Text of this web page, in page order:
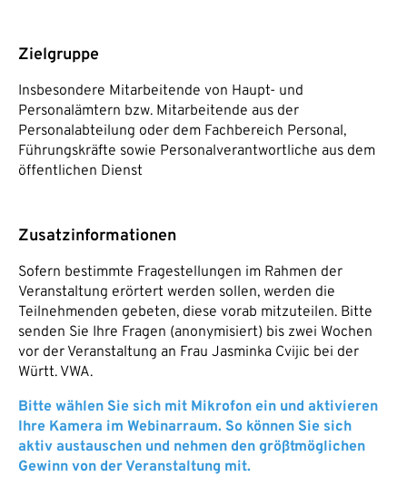
Zielgruppe
Insbesondere Mitarbeitende von Haupt- und
Personalämtern bzw. Mitarbeitende aus der
Personalabteilung oder dem Fachbereich Personal,
Führungskräfte sowie Personalverantwortliche aus dem
öffentlichen Dienst
Zusatzinformationen
Sofern bestimmte Fragestellungen im Rahmen der
Veranstaltung erörtert werden sollen, werden die
Teilnehmenden gebeten, diese vorab mitzuteilen. Bitte
senden Sie Ihre Fragen (anonymisiert) bis zwei Wochen
vor der Veranstaltung an Frau Jasminka Cvijic bei der
Württ. VWA.
Bitte wählen Sie sich mit Mikrofon ein und aktivieren
Ihre Kamera im Webinarraum. So können Sie sich
aktiv austauschen und nehmen den größtmöglichen
Gewinn von der Veranstaltung mit.